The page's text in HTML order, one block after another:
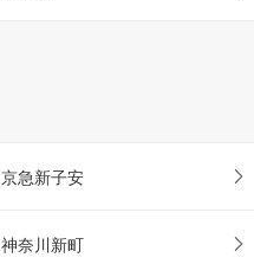
京急新子安
神奈川新町